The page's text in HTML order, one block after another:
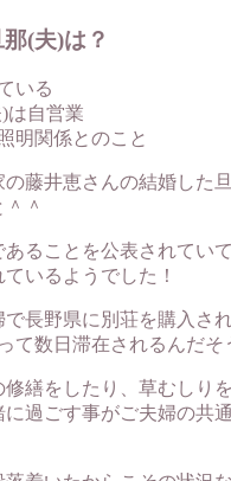
(夫)は？
いる
は自営業
明関係とのこと
藤井恵さんの結婚した
＾
あることを公表されてい
いるようでした！
長野県に別荘を購入さ
て数日滞在されるんだそ
修繕をしたり、草むしり
に過ごす事がご夫婦の共